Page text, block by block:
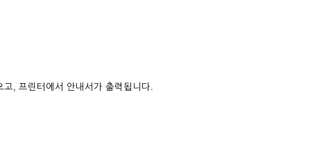
, 프린터에서 안내서가 출력됩니다.